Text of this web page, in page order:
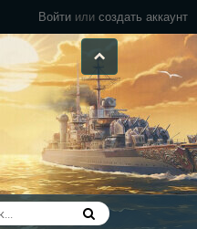
Войти или создать аккаунт